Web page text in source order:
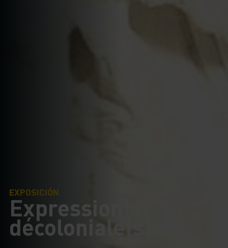
EXPOSICIÓN
Expression(s)
décoloniale(s) #4